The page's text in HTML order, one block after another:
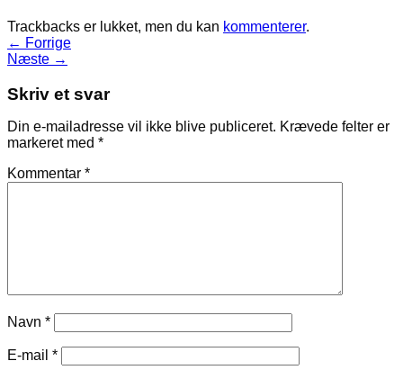
Trackbacks er lukket, men du kan kommenterer.
← Forrige
Næste →
Skriv et svar
Din e-mailadresse vil ikke blive publiceret. Krævede felter er
markeret med *
Kommentar *
Navn *
E-mail *